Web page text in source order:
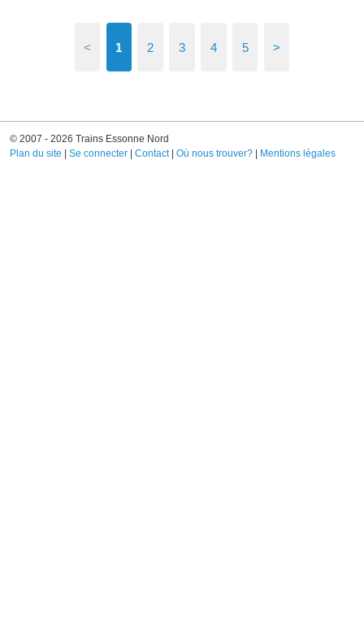
< 1 2 3 4 5 >
© 2007 - 2026 Trains Essonne Nord
Plan du site |Se connecter |Contact|Où nous trouver? Mentions légales